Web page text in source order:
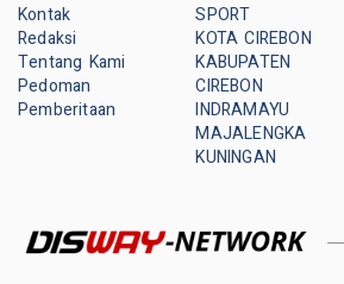
Kontak
Redaksi
Tentang Kami
Pedoman
Pemberitaan
SPORT
KOTA CIREBON
KABUPATEN
CIREBON
INDRAMAYU
MAJALENGKA
KUNINGAN